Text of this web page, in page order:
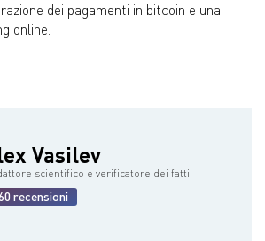
dei pagamenti in bitcoin e una
online.
Vasilev
scientifico e verificatore dei fatti
recensioni